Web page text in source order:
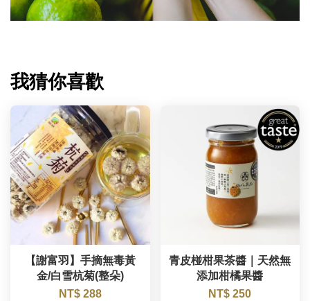
我猜你喜歡
【謝富羽】手摘無毒黃
金/白雪杭菊(整朵)
NT$ 288
青皮椪柑果茶醬｜天然無
添加柑橘果醬
NT$ 250